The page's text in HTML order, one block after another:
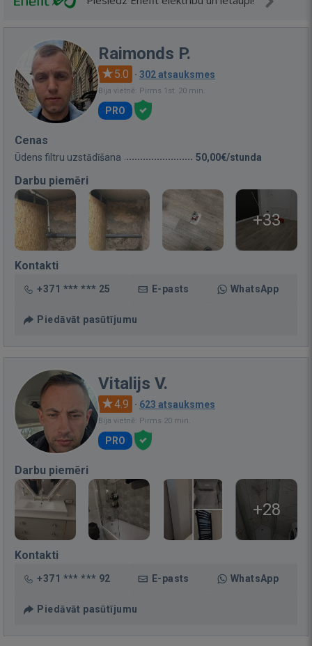
Raimonds P.
5.0 · 302 atsauksmes
Bija vietnē: Pirms 1st. 20 min.
PRO
Cenas
Ūdens filtru uzstādīšana 50,00€/stunda
Darbu piemēri
+33
Kontakti
+371 *** *** 25 E-pasts WhatsApp
Piedāvāt pasūtījumu
Vitalijs V.
4.9 · 623 atsauksmes
Bija vietnē: Pirms 20 min.
PRO
Darbu piemēri
+28
Kontakti
+371 *** *** 92 E-pasts WhatsApp
Piedāvāt pasūtījumu